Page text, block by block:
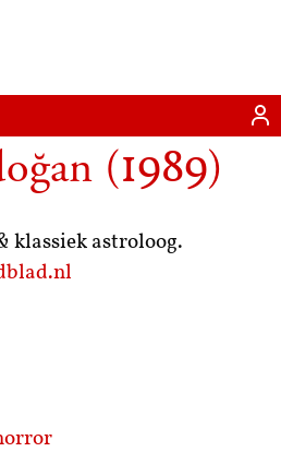
(1989)
klassiek astroloog.